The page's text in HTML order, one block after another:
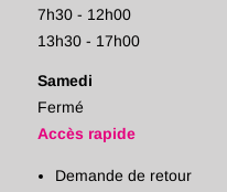
7h30 - 12h00
13h30 - 17h00
Samedi
Fermé
Accès rapide
Demande de retour